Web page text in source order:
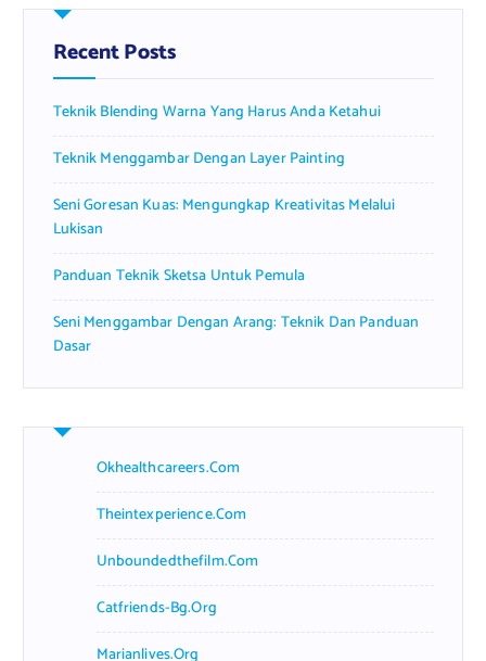
h
f
o
:
Recent Posts
Teknik Blending Warna Yang Harus Anda Ketahui
Teknik Menggambar Dengan Layer Painting
Seni Goresan Kuas: Mengungkap Kreativitas Melalui
Lukisan
Panduan Teknik Sketsa Untuk Pemula
Seni Menggambar Dengan Arang: Teknik Dan Panduan
Dasar
Okhealthcareers.com
Theintexperience.com
Unboundedthefilm.com
Catfriends-Bg.org
Marianlives.org